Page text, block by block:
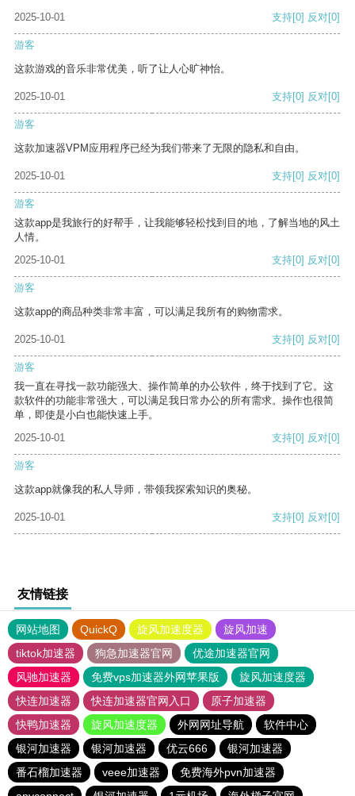
2025-10-01 支持[0] 反对[0]
游客
这款游戏的音乐非常优美，听了让人心旷神怡。
2025-10-01 支持[0] 反对[0]
游客
这款加速器VPM应用程序已经为我们带来了无限的隐私和自由。
2025-10-01 支持[0] 反对[0]
游客
这款app是我旅行的好帮手，让我能够轻松找到目的地，了解当地的风土
人情。
2025-10-01
支持[0] 反对[0]
游客
这款app的商品种类非常丰富，可以满足我所有的购物需求。
2025-10-01 支持[0] 反对[0]
游客
我一直在寻找一款功能强大、操作简单的办公软件，终于找到了它。这
款软件的功能非常强大，可以满足我日常办公的所有需求。操作也很简
单，即使是小白也能快速上手。
2025-10-01
支持[0] 反对[0]
游客
这款app就像我的私人导师，带领我探索知识的奥秘。
2025-10-01 支持[0] 反对[0]
友情链接
网站地图 QuickQ 旋风加速度器
旋风加速
tiktok加速器
狗急加速器官网
优途加速器官网
风驰加速器
免费vps加速器外网苹果版
旋风加速度器
快连加速器
快连加速器官网入口
原子加速器
快鸭加速器
旋风加速度器 外网网址导航
软件中心
银河加速器
银河加速器 优云666
银河加速器
番石榴加速器
veee加速器
免费海外pvn加速器